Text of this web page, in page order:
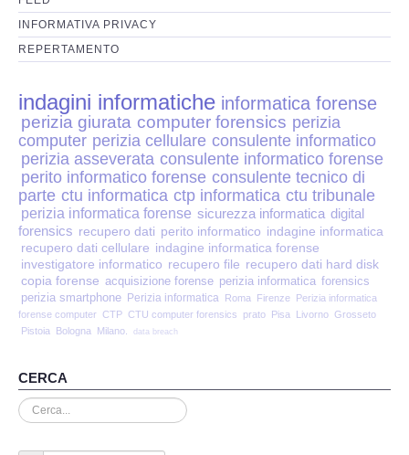
Perizia Contratti ICT
Perizia Disp. Elettronici
Perizia Stalking
Perizia Cyber Bullismo
Incarichi CTU e CTP
Perizia Centralini PBX e VOIP
Perizia Estimo
Perizia Documento informatico
Perizia Cloud
Perizia E-mail
INFORMATIVA PRIVACY
REPERTAMENTO
indagini informatiche informatica forense
perizia giurata computer forensics perizia
computer perizia cellulare consulente informatico
perizia asseverata consulente informatico forense
perito informatico forense consulente tecnico di
parte ctu informatica ctp informatica ctu tribunale
perizia informatica forense sicurezza informatica digital
forensics recupero dati perito informatico indagine informatica
recupero dati cellulare indagine informatica forense
investigatore informatico recupero file recupero dati hard disk
copia forense acquisizione forense perizia informatica forensics
perizia smartphone Perizia informatica Roma Firenze Perizia informatica
forense computer CTP CTU computer forensics prato Pisa Livorno Grosseto
Pistoia
Bologna Milano. data breach
CERCA
Cerca...